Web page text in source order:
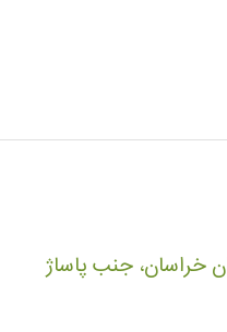
خراسان، جنب پاساژ